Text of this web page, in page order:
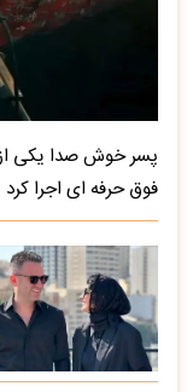
پسر خوش صدا یکی
فوق حرفه ای اجرا کرد